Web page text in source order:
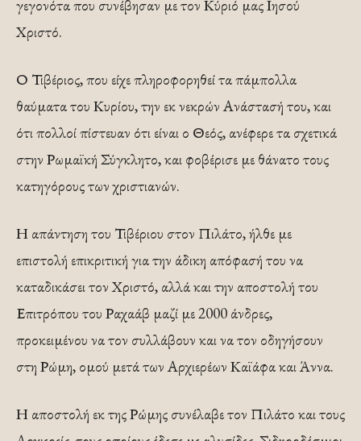
γεγονότα που συνέβησαν με τον Κύριό μας Ιησού
Χριστό.
Ο Τιβέριος, που είχε πληροφορηθεί τα πάμπολλα
θαύματα του Κυρίου, την εκ νεκρών Ανάστασή του, και
ότι πολλοί πίστευαν ότι είναι ο Θεός, ανέφερε τα σχετικά
στην Ρωμαϊκή Σύγκλητο, και φοβέρισε με θάνατο τους
κατηγόρους των χριστιανών.
Η απάντηση του Τιβέριου στον Πιλάτο, ήλθε με
επιστολή επικριτική για την άδικη απόφασή του να
καταδικάσει τον Χριστό, αλλά και την αποστολή του
Επιτρόπου του Ραχαάβ μαζί με 2000 άνδρες,
προκειμένου να τον συλλάβουν και να τον οδηγήσουν
στη Ρώμη, ομού μετά των Αρχιερέων Καϊάφα και Άννα.
Η αποστολή εκ της Ρώμης συνέλαβε τον Πιλάτο και τους